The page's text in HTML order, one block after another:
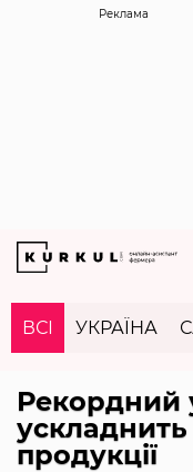
Реклама
ВСІ УКРАЇНА
Рекордний
ускладнить
продукції